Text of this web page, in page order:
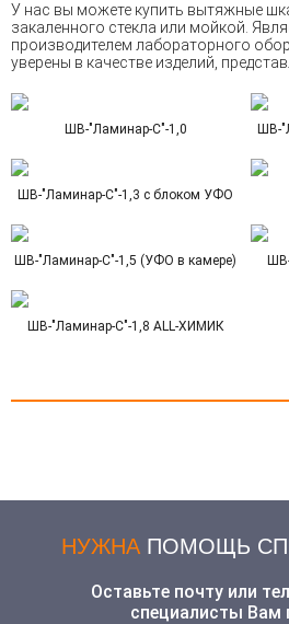
У нас вы можете купить вытяжные
закаленного стекла или мойкой.
производителем лабораторного
уверены в качестве изделий,
ШВ-"Ламинар-С"-1,0 ШВ-
ШВ-"Ламинар-С"-1,3 с блоком УФО
ШВ-"Ламинар-С"-1,5 (УФО в камере)
ШВ-"Ламинар-С"-1,8 ALL-ХИМИК
НУЖНАПОМОЩЬ
Оставьте почту или
специалисты Вам